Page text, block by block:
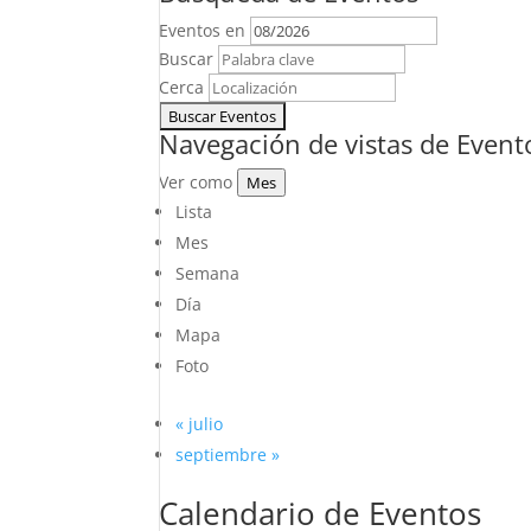
Eventos en
Buscar
Cerca
Navegación de vistas de
Ver como Mes
Lista
Mes
Semana
Día
Mapa
Foto
« julio
septiembre»
Calendario de Eventos